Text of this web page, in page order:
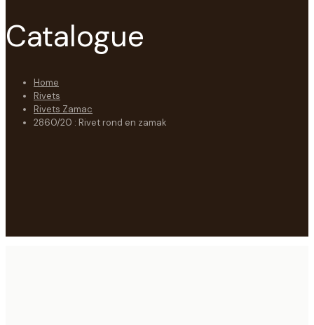
Catalogue
Home
Rivets
Rivets Zamac
2860/20 : Rivet rond en zamak